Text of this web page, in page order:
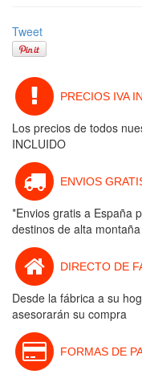
Tweet
PRECIOS IVA
Los precios de todos
INCLUIDO
ENVIOS
*Envios gratis a España
destinos de alta
DIRECTO DE
Desde la fábrica a su
asesorarán su compra
FORMAS DE